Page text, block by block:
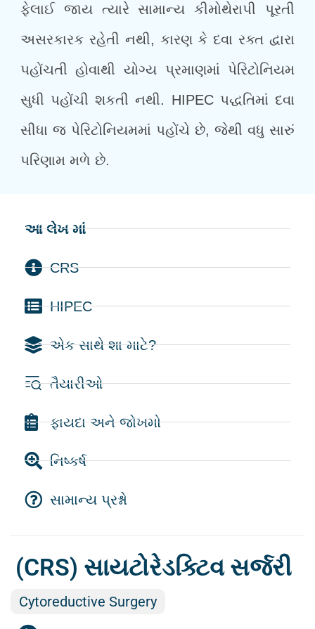
ફેલાઈ જાય ત્યારે સામાન્ય કીમોથેરાપી પૂરતી
અસરકારક રહેતી નથી, કારણ કે દવા રક્ત દ્વારા
પહોંચતી હોવાથી યોગ્ય પ્રમાણમાં પેરિટોનિયમ
સુધી પહોંચી શકતી નથી. HIPEC પદ્ધતિમાં દવા
સીધા જ પેરિટોનિયમમાં પહોંચે છે, જેથી વધુ સારું
પરિણામ મળે છે.
આ લેખ માં
CRS
HIPEC
એક સાથે શા માટે?
તૈયારીઓ
ફાયદા અને જોખમો
નિષ્કર્ષ
સામાન્ય પ્રશ્નો
(CRS) સાયટોરેડક્ટિવ સર્જરી
Cytoreductive Surgery